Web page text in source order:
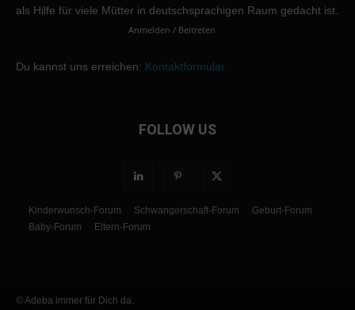
als Hilfe für viele Mütter in deutschsprachigen Raum gedacht ist.
Anmelden / Beitreten
Du kannst uns erreichen: Kontaktformular
FOLLOW US
Kinderwunsch-Forum Schwangerschaft-Forum
Geburt-Forum
Baby-Forum
Eltern-Forum
© Adeba immer für Dich da.